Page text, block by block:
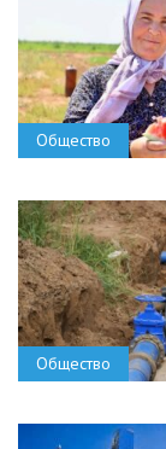
Общество
Общество